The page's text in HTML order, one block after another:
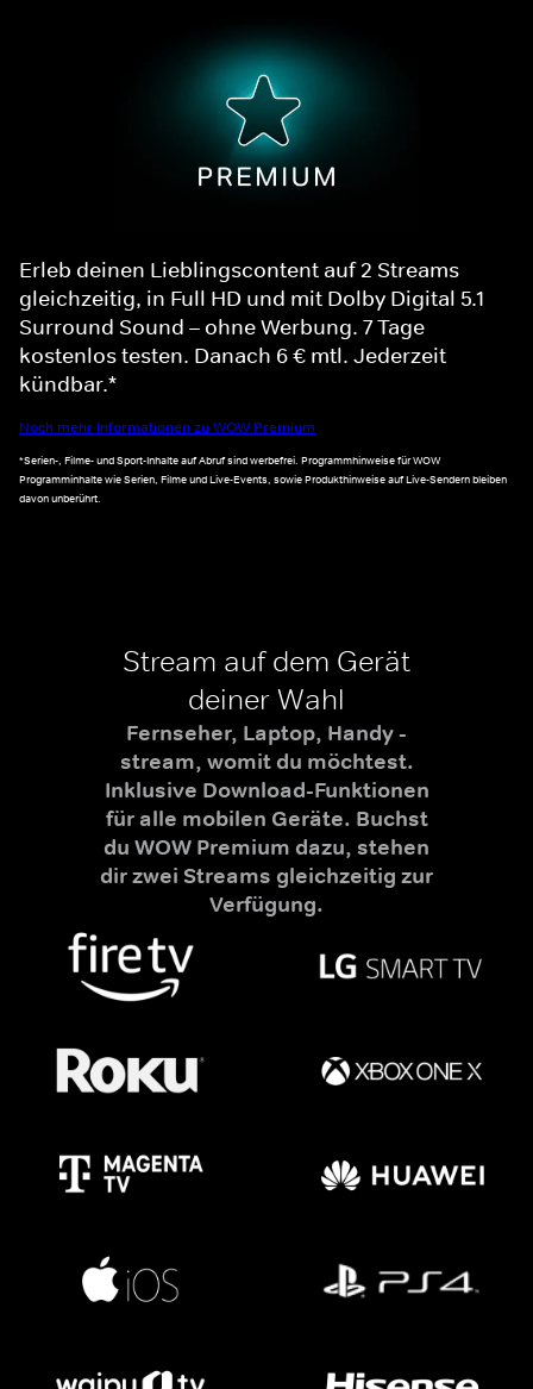
Erleb deinen Lieblingscontent auf 2 Streams
gleichzeitig, in Full HD und mit Dolby Digital 5.1
Surround Sound – ohne Werbung. 7 Tage
kostenlos testen. Danach 6 € mtl. Jederzeit
kündbar.*
Noch mehr Informationen zu WOW Premium
*Serien-, Filme- und Sport-Inhalte auf Abruf sind werbefrei. Programmhinweise für WOW
Programminhalte wie Serien, Filme und Live-Events, sowie Produkthinweise auf Live-Sendern bleiben
davon unberührt.
Stream auf dem Gerät
deiner Wahl
Fernseher, Laptop, Handy -
stream, womit du möchtest.
Inklusive Download-Funktionen
für alle mobilen Geräte. Buchst
du WOW Premium dazu, stehen
dir zwei Streams gleichzeitig zur
Verfügung.